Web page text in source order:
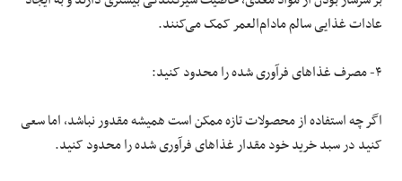
عادات غذایی سالم مادام‌العمر کمک می‌کنند.
۴- مصرف غذاهای فرآوری شده را محدود کنید:
اگر چه استفاده از محصولات تازه ممکن است همیشه مقدور نباشد، اما سعی
کنید در سبد خرید خود مقدار غذاهای فرآوری شده را محدود کنید.